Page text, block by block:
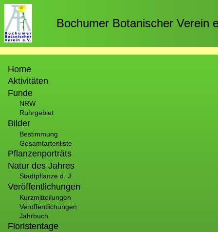
Direkt
zum
Inhalt
Bochumer Botanischer Verein
Home
Aktivitäten
Funde
NRW
Ruhrgebiet
Bilder
Bestimmung
Gesamtartenliste
Pflanzenporträts
Natur des Jahres
Stadtpflanze d. J.
Veröffentlichungen
Kurzmitteilungen
Veröffentlichungen
Jahrbuch
Floristentage